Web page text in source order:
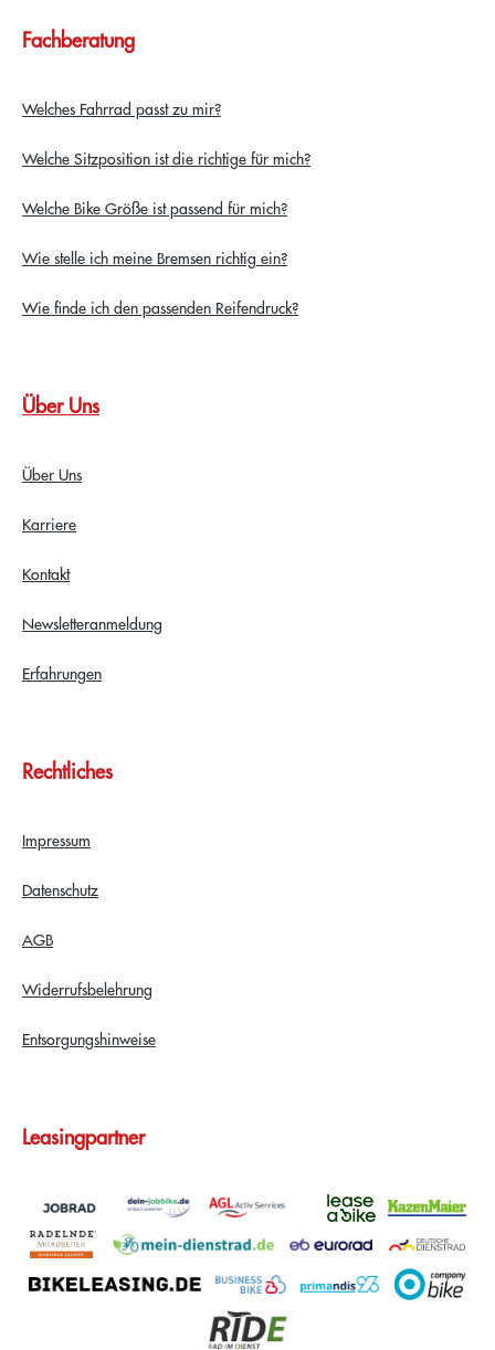
Fachberatung
Welches Fahrrad passt zu mir?
Welche Sitzposition ist die richtige für mich?
Welche Bike Größe ist passend für mich?
Wie stelle ich meine Bremsen richtig ein?
Wie finde ich den passenden Reifendruck?
Über Uns
Über Uns
Karriere
Kontakt
Newsletteranmeldung
Erfahrungen
Rechtliches
Impressum
Datenschutz
AGB
Widerrufsbelehrung
Entsorgungshinweise
Leasingpartner